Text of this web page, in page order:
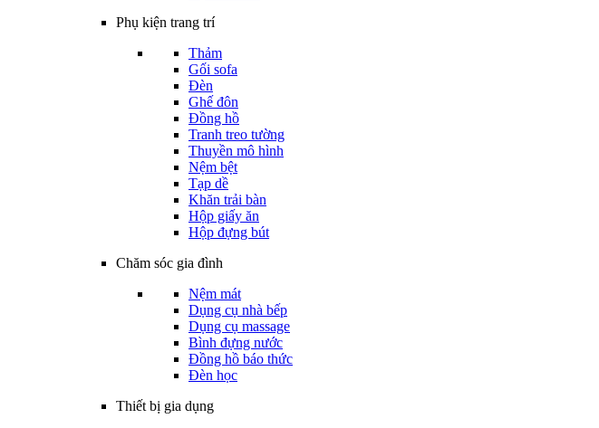
Phụ kiện trang trí
Thảm
Gối sofa
Đèn
Ghế đôn
Đồng hồ
Tranh treo tường
Thuyền mô hình
Nệm bệt
Tạp dề
Khăn trải bàn
Hộp giấy ăn
Hộp đựng bút
Chăm sóc gia đình
Nệm mát
Dụng cụ nhà bếp
Dụng cụ massage
Bình đựng nước
Đồng hồ báo thức
Đèn học
Thiết bị gia dụng